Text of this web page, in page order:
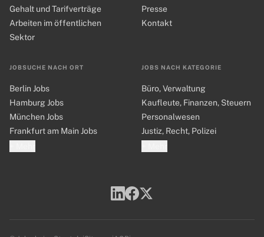
Gehalt und Tarifverträge
Arbeiten im öffentlichen
Sektor
JOBSUCHE NACH ORT
Berlin Jobs
Hamburg Jobs
München Jobs
Frankfurt am Main Jobs
JOBS NACH KATEGORIE
Büro, Verwaltung
Kaufleute, Finanzen, Steuern
Personalwesen
Justiz, Recht, Polizei
Presse
Kontakt